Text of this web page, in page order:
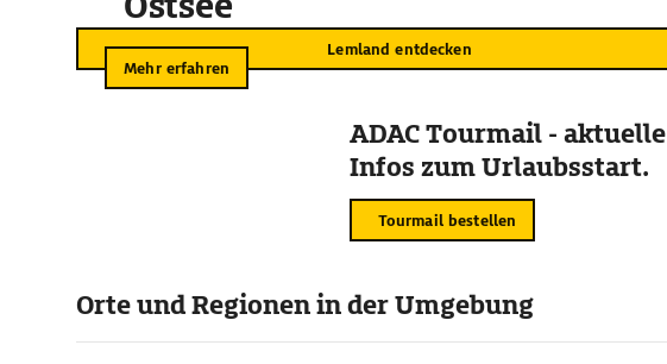
Lemland entdecken
Mehr erfahren
ADAC Tourmail - aktuelle
Infos zum Urlaubsstart.
Tourmail bestellen
Orte und Regionen in der Umgebung